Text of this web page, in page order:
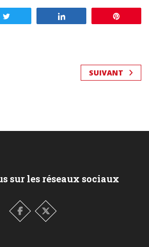
SUIVANT
sur les réseaux sociaux